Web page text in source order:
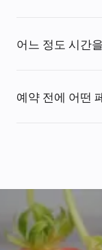
어느 정도 시간
예약 전에 어떤